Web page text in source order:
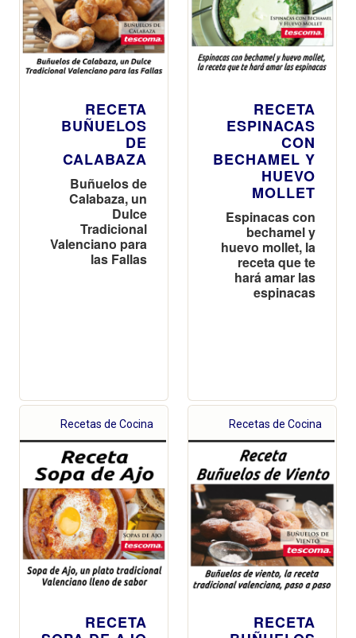
RECETA
BUÑUELOS
DE
CALABAZA
Buñuelos de
Calabaza, un
Dulce
Tradicional
Valenciano para
las Fallas
RECETA
ESPINACAS
CON
BECHAMEL Y
HUEVO
MOLLET
Espinacas con
bechamel y
huevo mollet, la
receta que te
hará amar las
espinacas
Recetas de Cocina
RECETA
Recetas de Cocina
RECETA